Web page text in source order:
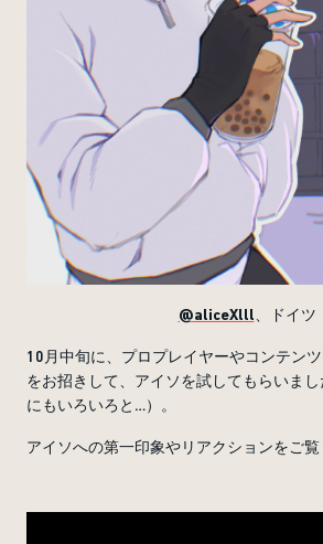
@aliceXlll 、ドイツ
10月中旬に、プロプレイヤーやコンテン
をお招きして、アイソを試してもらいま
にもいろいろと…）。
アイソへの第一印象やリアクションをご覧